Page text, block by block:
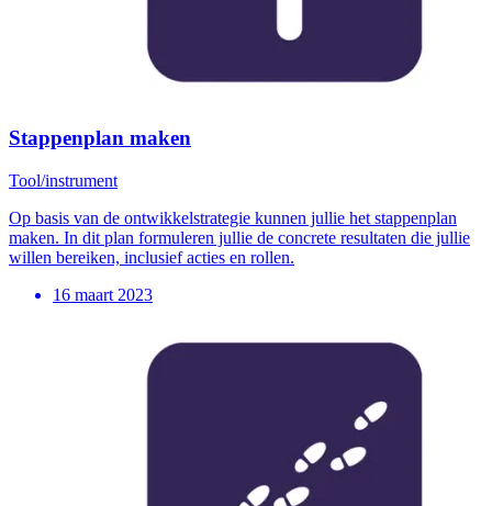
Stappenplan maken
Tool/instrument
Op basis van de ontwikkelstrategie kunnen jullie het stappenplan
maken. In dit plan formuleren jullie de concrete resultaten die jullie
willen bereiken, inclusief acties en rollen.
16 maart 2023